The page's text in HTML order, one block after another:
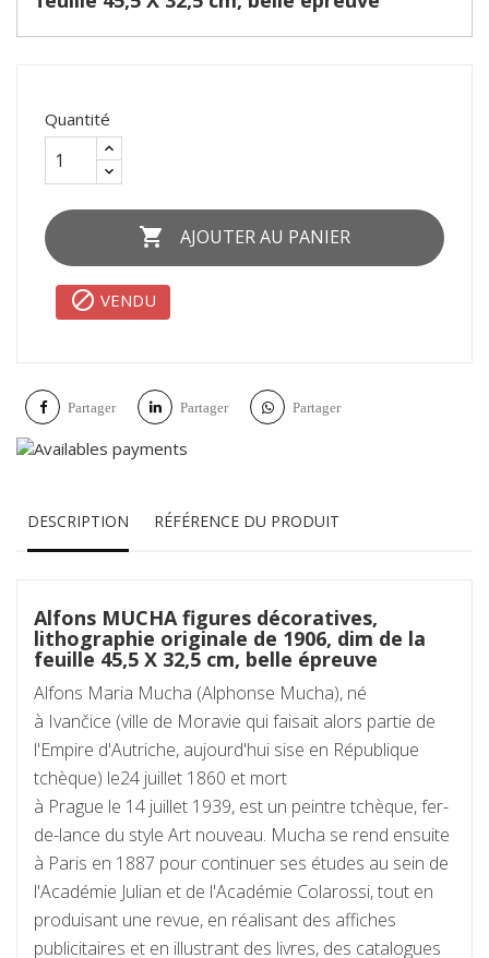
Quantité
 AJOUTER AU PANIER
 VENDU
Partager Partager Partager
DESCRIPTION RÉFÉRENCE DU PRODUIT
Alfons MUCHA figures décoratives,
lithographie originale de 1906, dim de la
feuille 45,5 X 32,5 cm, belle épreuve
Alfons Maria Mucha (Alphonse Mucha), né
à Ivančice (ville de Moravie qui faisait alors partie de
l'Empire d'Autriche, aujourd'hui sise en République
tchèque) le24 juillet 1860 et mort
à Prague le 14 juillet 1939, est un peintre tchèque, fer-
de-lance du style Art nouveau. Mucha se rend ensuite
à Paris en 1887 pour continuer ses études au sein de
l'Académie Julian et de l'Académie Colarossi, tout en
produisant une revue, en réalisant des affiches
publicitaires et en illustrant des livres, des catalogues